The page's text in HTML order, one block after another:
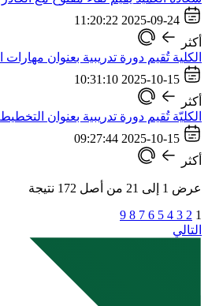
2025-09-24 11:20:22
أكثر
الكلية تُقيم دورة تدريبية بعنوان مهارات
2025-10-15 10:31:10
أكثر
الكليّة تُقيم دورة تدريبية بعنوان التخطيط
2025-10-15 09:27:44
أكثر
عرض 1 إلى 21 من أصل 172 نتيجة
1
2
3
4
5
6
7
8
9
التالي